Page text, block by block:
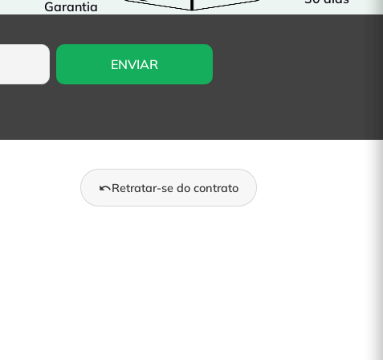
Garantia
Retratar-se do contrato